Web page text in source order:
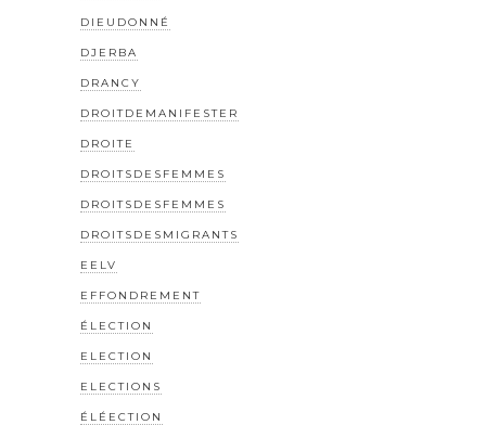
DIEUDONNÉ
DJERBA
DRANCY
DROITDEMANIFESTER
DROITE
DROITSDESFEMMES
DROITSDESFEMMES
DROITSDESMIGRANTS
EELV
EFFONDREMENT
ÉLECTION
ELECTION
ELECTIONS
ÉLÉECTION